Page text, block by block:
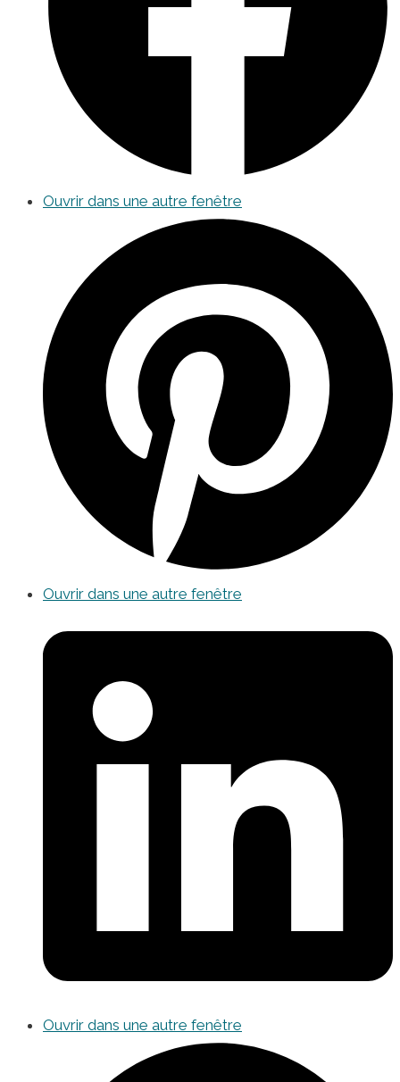
Ouvrir dans une autre fenêtre
Ouvrir dans une autre fenêtre
Ouvrir dans une autre fenêtre